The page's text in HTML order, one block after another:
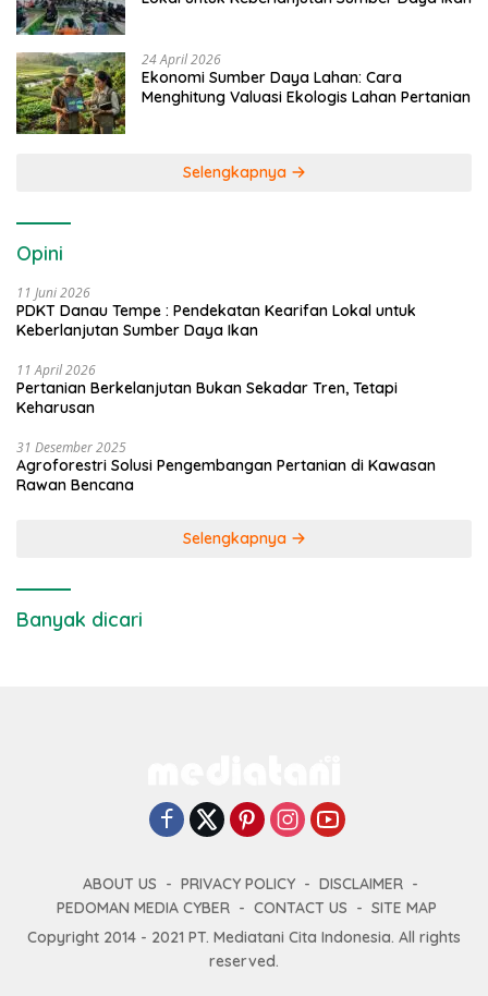
24 April 2026
Ekonomi Sumber Daya Lahan: Cara
Menghitung Valuasi Ekologis Lahan Pertanian
Selengkapnya
Opini
11 Juni 2026
PDKT Danau Tempe : Pendekatan Kearifan Lokal untuk
Keberlanjutan Sumber Daya Ikan
11 April 2026
Pertanian Berkelanjutan Bukan Sekadar Tren, Tetapi
Keharusan
31 Desember 2025
Agroforestri Solusi Pengembangan Pertanian di Kawasan
Rawan Bencana
Selengkapnya
Banyak dicari
ABOUT US PRIVACY POLICY
DISCLAIMER
PEDOMAN MEDIA CYBER
CONTACT US
SITE MAP
Copyright 2014 - 2021 PT. Mediatani Cita Indonesia. All rights
reserved.